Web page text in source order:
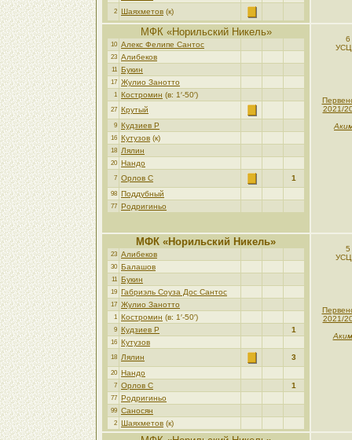
2 Шаяхметов (к)
МФК «Норильский Никель»
10 Алекс Фелипе Сантос
23 Алибеков
11 Букин
17 Жулио Занотто
1 Костромин (в: 1′-50′)
27 Крутый
9 Кудзиев Р
16 Кутузов (к)
18 Лялин
20 Нандо
7 Орлов С 1
98 Поддубный
77 Родригиньо
6
УСЦ
2021/
МФК «Норильский Никель»
23 Алибеков
30 Балашов
11 Букин
19 Габриэль Соуза Дос Сантос
17 Жулио Занотто
1 Костромин (в: 1′-50′)
9 Кудзиев Р 1
16 Кутузов
18 Лялин 3
20 Нандо
7 Орлов С 1
77 Родригиньо
99 Саносян
2 Шаяхметов (к)
5
УСЦ
2021/